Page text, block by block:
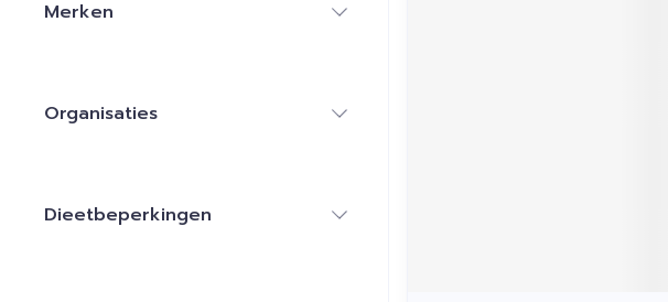
Merken
Organisaties
Dieetbeperkingen